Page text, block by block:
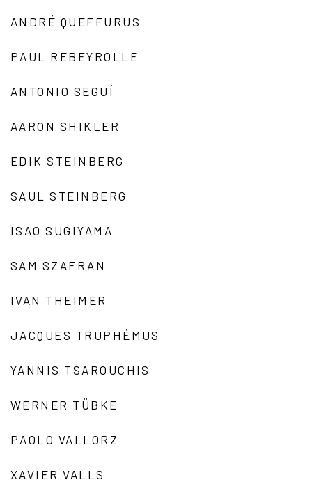
ANDRÉ QUEFFURUS
PAUL REBEYROLLE
ANTONIO SEGUÍ
AARON SHIKLER
EDIK STEINBERG
SAUL STEINBERG
ISAO SUGIYAMA
SAM SZAFRAN
IVAN THEIMER
JACQUES TRUPHÉMUS
YANNIS TSAROUCHIS
WERNER TÜBKE
PAOLO VALLORZ
XAVIER VALLS